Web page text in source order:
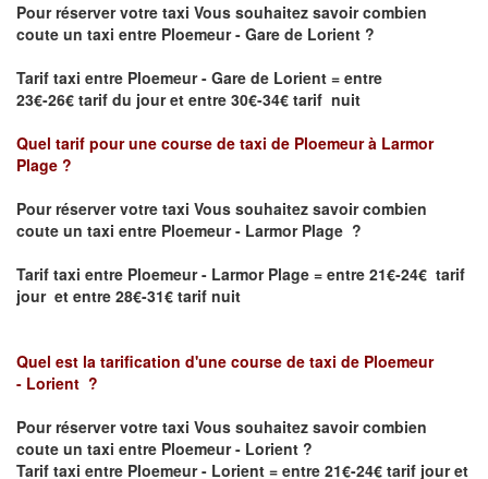
Pour réserver votre taxi Vous souhaitez savoircombien
coute un taxi entre Ploemeur - Gare de Lorient ?
Tarif taxi entre Ploemeur - Gare de Lorient = entre
23€-26€ tarif du jour et entre 30€-34€ tarif nuit
Quel tarif pour une course de taxi de Ploemeur à Larmor
Plage ?
Pour réserver votre taxi Vous souhaitez savoircombien
coute un taxi entre Ploemeur - Larmor Plage ?
Tarif taxi entre Ploemeur - Larmor Plage = entre 21€-24€ tarif
jour et entre 28€-31€ tarif nuit
Quel est la tarification d'une course de taxi de Ploemeur
- Lorient ?
Pour réserver votre taxi Vous souhaitez savoircombien
coute un taxi entre Ploemeur - Lorient ?
Tarif taxi entre Ploemeur - Lorient = entre 21€-24€ tarif jour et